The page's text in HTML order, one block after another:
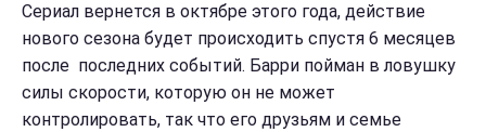
Сериал вернется в октябре этого года, действие
нового сезона будет происходить спустя 6 месяцев
после последних событий. Барри пойман в ловушку
силы скорости, которую он не может
контролировать, так что его друзьям и семье